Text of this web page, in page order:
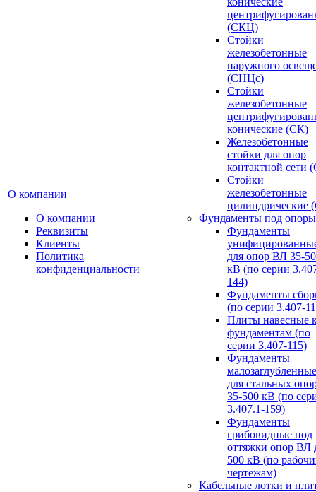
О компании
О компании
Реквизиты
Клиенты
Политика
конфиденциальности
(СКЦ)
Стойки
железобетонные
наружного
(СНЦс)
Стойки
железобетонные
конические (СК)
Железобетонные
стойки для опор
контактной сети
Стойки
железобетонные
цилиндрические
Фундаменты под опоры
Фундаменты
для опор ВЛ 35-
кВ (по серии
144)
Фундаменты
(по серии 3.407-
Плиты навесные
фундаментам (по
серии 3.407-115)
Фундаменты
малозаглубленные
для стальных
35-500 кВ (по
3.407.1-159)
Фундаменты
грибовидные под
оттяжки опор ВЛ
500 кВ (по
чертежам)
Кабельные лотки и